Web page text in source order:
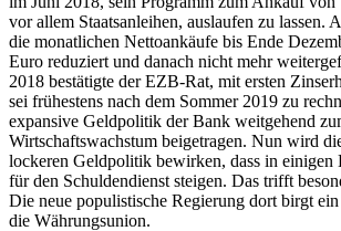
vor allem Staatsanleihen, auslaufen zu lassen.
die monat­lichen Nettoankäufe bis Ende
Euro reduziert und danach nicht mehr
2018 bestätigte der EZB-Rat, mit ersten
sei frühestens nach dem Sommer 2019 zu
expansive Geldpolitik der Bank weit­gehend
Wirtschaftswachstum beigetra­gen. Nun wird
lockeren Geldpolitik bewirken, dass in einigen
für den Schuldendienst stei­gen. Das trifft
Die neue populistische Regierung dort birgt
die Währungsunion.